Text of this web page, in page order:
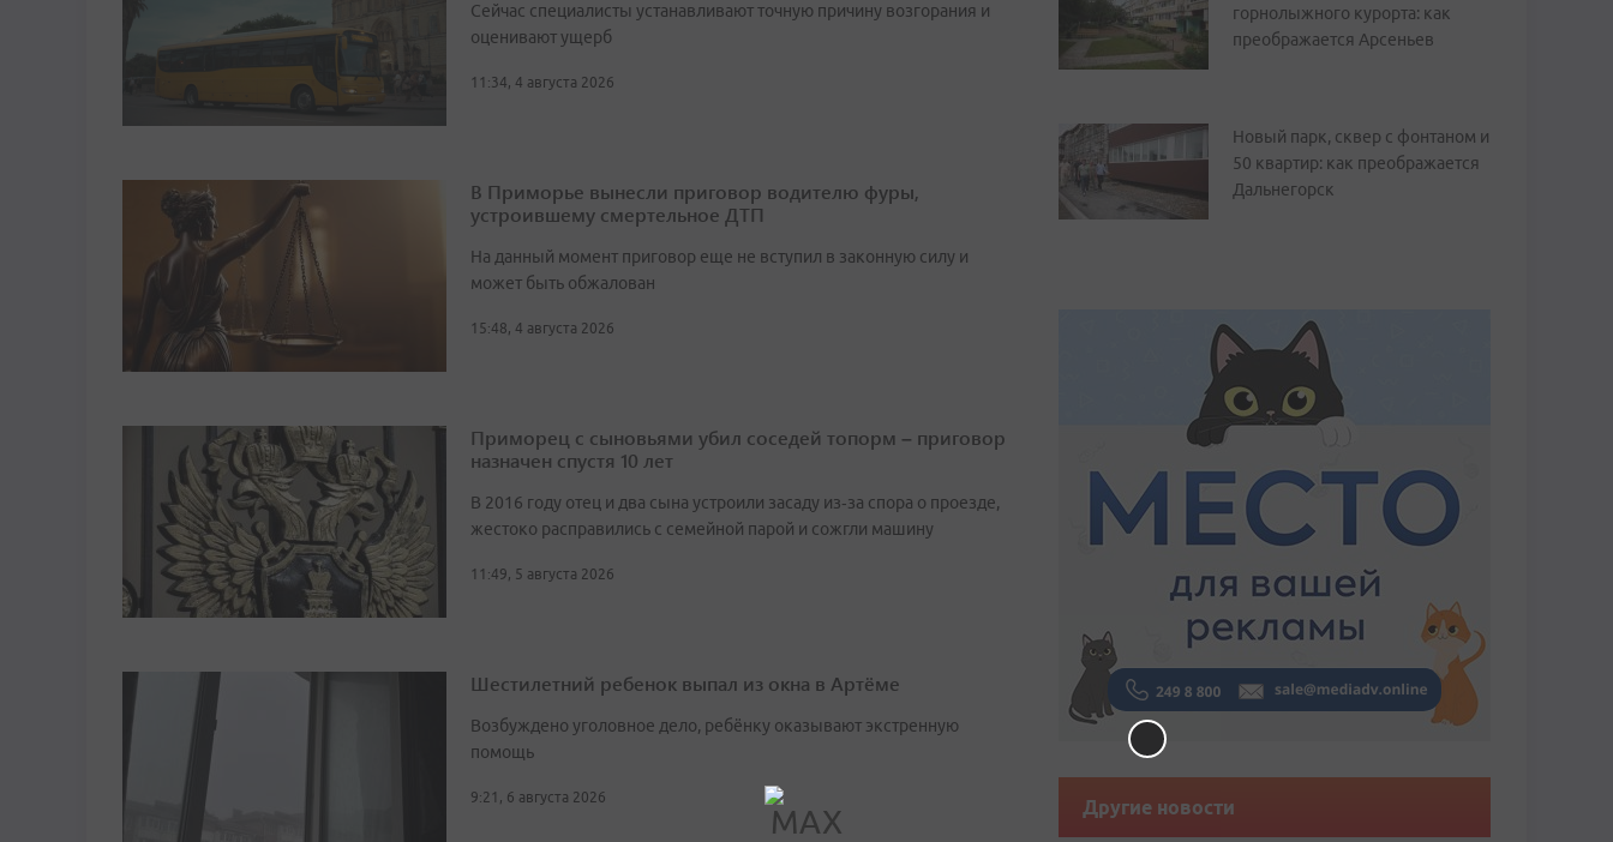
Сейчас специалисты устанавливают точную причину возгорания и
оценивают ущерб
11:34, 4 августа 2026
В Приморье вынесли приговор водителю фуры,
устроившему смертельное ДТП
На данный момент приговор еще не вступил в законную силу и
может быть обжалован
15:48, 4 августа 2026
Приморец с сыновьями убил соседей топорм – приговор
назначен спустя 10 лет
В 2016 году отец и два сына устроили засаду из‑за спора о проезде,
жестоко расправились с семейной парой и сожгли машину
11:49, 5 августа 2026
Шестилетний ребенок выпал из окна в Артёме
Возбуждено уголовное дело, ребёнку оказывают экстренную
помощь
9:21, 6 августа 2026
горнолыжного курорта: как
преображается Арсеньев
Новый парк, сквер с фонтаном и
50 квартир: как преображается
Дальнегорск
Другие новости